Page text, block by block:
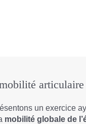
articulaire
un exercice
mobilité globale de